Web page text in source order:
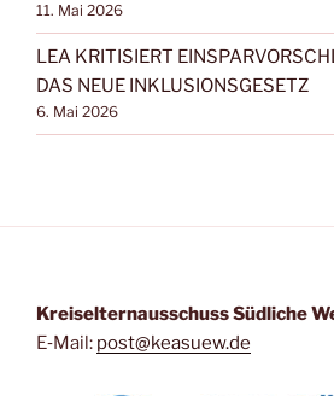
11. Mai 2026
LEA KRITISIERT
DAS NEUE INKLUSIONSGESETZ
6. Mai 2026
Kreis­eltern­aus­schuss Süd­li­che
E‑Mail: post@keasuew.de